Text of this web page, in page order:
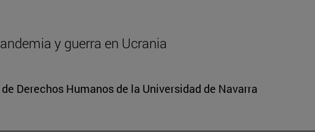
y guerra en Ucrania
Derechos Humanos de la Universidad de Navarra